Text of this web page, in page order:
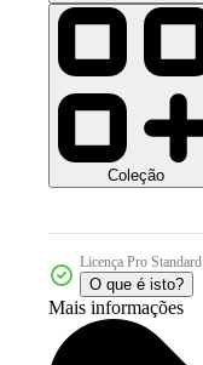
Coleção
Licença Pro Standard
O que é isto?
Mais informações